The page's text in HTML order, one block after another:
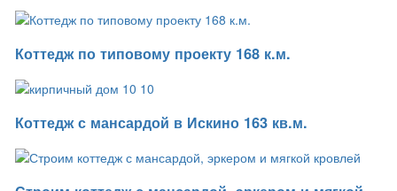
Коттедж по типовому проекту 168 к.м.
Коттедж с мансардой в Искино 163 кв.м.